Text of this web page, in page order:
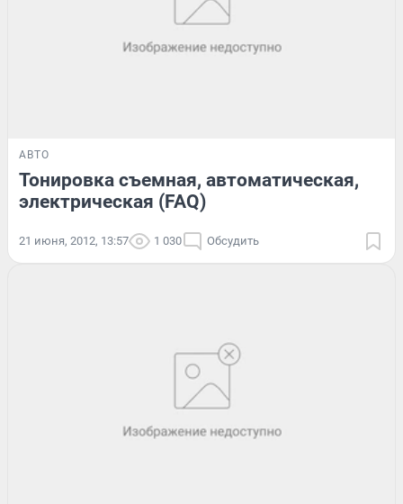
АВТО
Тонировка съемная, автоматическая,
электрическая (FAQ)
21 июня, 2012, 13:57 1 030 Обсудить